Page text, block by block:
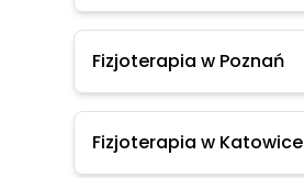
Fizjoterapia w Poznań
Fizjoterapia w Katowice